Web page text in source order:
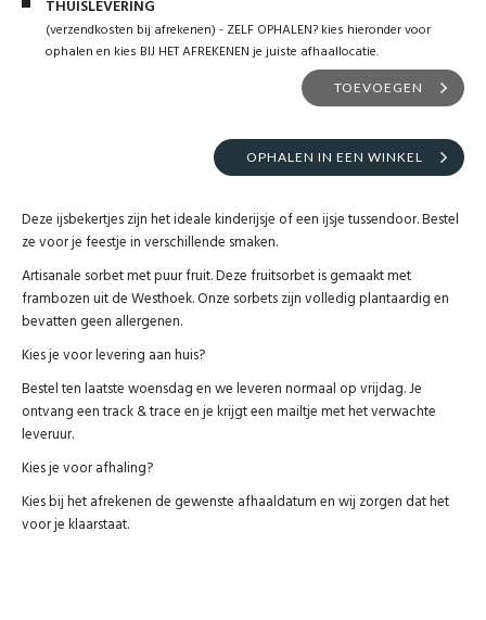
THUISLEVERING
(verzendkosten bij afrekenen) - ZELF OPHALEN? kies hieronder voor
ophalen en kies BIJ HET AFREKENEN je juiste afhaallocatie.
TOEVOEGEN
OPHALEN IN EEN WINKEL
Deze ijsbekertjes zijn het ideale kinderijsje of een ijsje tussendoor. Bestel
ze voor je feestje in verschillende smaken.
Artisanale sorbet met puur fruit. Deze fruitsorbet is gemaakt met
frambozen uit de Westhoek. Onze sorbets zijn volledig plantaardig en
bevatten geen allergenen.
Kies je voor levering aan huis?
Bestel ten laatste woensdag en we leveren normaal op vrijdag. Je
ontvang een track & trace en je krijgt een mailtje met het verwachte
leveruur.
Kies je voor afhaling?
Kies bij het afrekenen de gewenste afhaaldatum en wij zorgen dat het
voor je klaarstaat.